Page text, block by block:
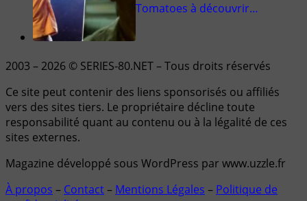
Tomatoes à découvrir…
2003 – 2026 © SERIES-80.NET – Tous droits réservés
Ce site peut contenir des liens sponsorisés ou affiliés
vers des sites tiers. Le propriétaire décline toute
responsabilité quant au contenu ou à la légalité de ces
sites externes.
Magazine développé sous WordPress par www.uzzle.fr
À propos – Contact– Mentions Légales – Politique de